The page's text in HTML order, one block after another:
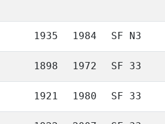
1935 1984 SF N3
1898 1972 SF 33
1921 1980 SF 33